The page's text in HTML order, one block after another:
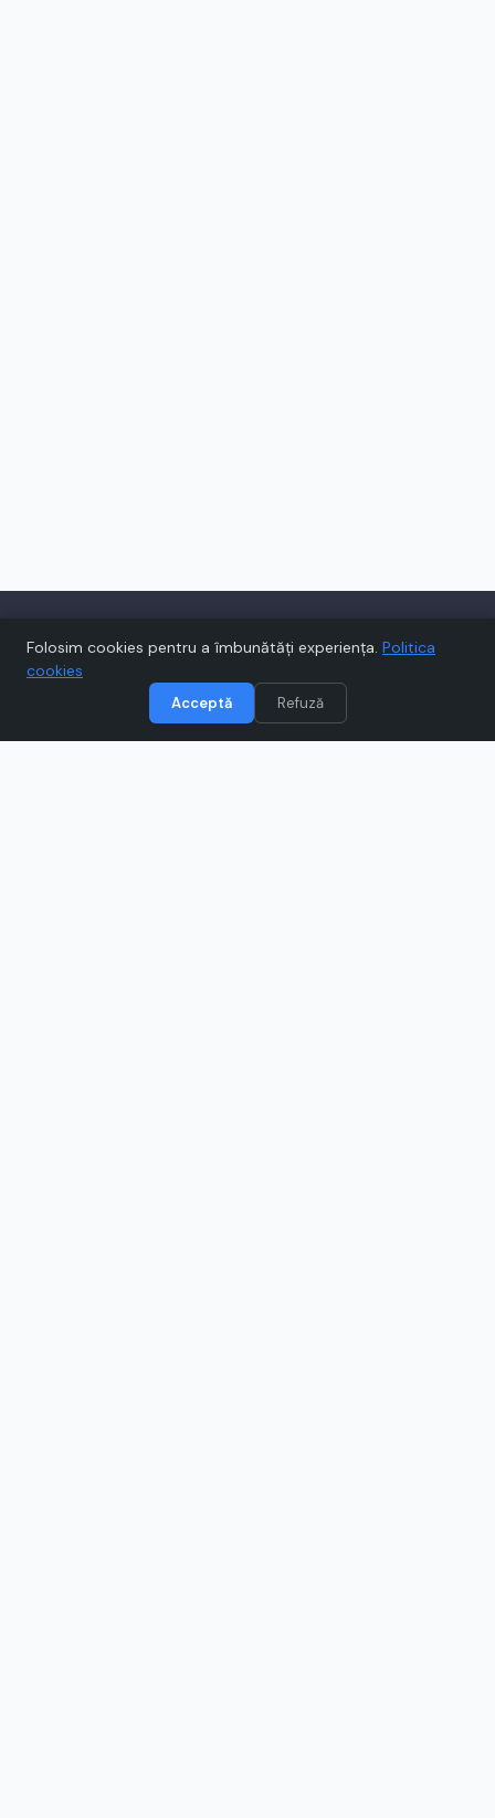
Voucher.ro te ajută să economisești la
cumpărăturile online cu cupoane și oferte
Folosim cookies pentru a îmbunătăți experiența. Politica
cookies
Acceptă Refuză